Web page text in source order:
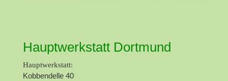
Hauptwerkstatt Dortmund
Hauptwerkstatt:
Kobbendelle 40